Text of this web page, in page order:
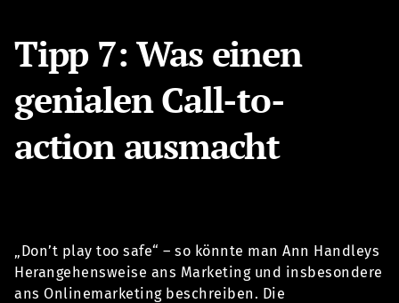
Tipp 7: Was einen
genialen Call-to-
action ausmacht
„Don’t play too safe“ – so könnte man Ann Handleys
Herangehensweise ans Marketing und insbesondere
ans Onlinemarketing beschreiben. Die